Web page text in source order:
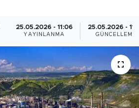
25.05.2026 - 11:06
YAYINLANMA
25.05.2026 -
GÜNCELLEME